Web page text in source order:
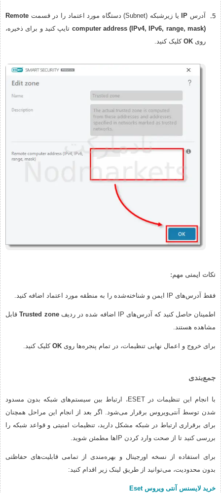
آدرس IP یا زیرشبکه (Subnet) دستگاه مورد اعتماد را در قسمت
Remote
computer address (IPv4, IPv6, range, mask) تایپ کنید و برای ذخیره،
روی OK کلیک کنید.
نکات ایمنی مهم:
فقط آدرس‌های IP ایمن و شناخته‌شده را به منطقه مورد اعتماد اضافه کنید.
اطمینان حاصل کنید که آدرس‌های IP اضافه شده در ردیف Trusted zoneقابل
مشاهده هستند.
برای خروج و اعمال نهایی تنظیمات، در تمام پنجره‌ها روی OK کلیک کنید.
جمع‌بندی
با انجام این تنظیمات در ESET، ارتباط بین سیستم‌های شبکه بدون مسدود
شدن توسط آنتی‌ویروس برقرار می‌شود. اگر بعد از انجام این مراحل همچنان
برای برقراری ارتباط در شبکه مشکل دارید، تنظیمات امنیتی و قواعد شبکه را
بررسی کنید تا از صحت وارد کردن IPها مطمئن شوید.
برای استفاده از نسخه اورجینال و بهره‌مندی از تمامی قابلیت‌های حفاظتی
بدون محدودیت، می‌توانید از طریق لینک زیر اقدام کنید:
خرید لایسنس آنتی ویروس Eset